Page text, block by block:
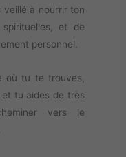
veillé à nourrir ton
et de
personnel.
où tu te trouves,
tu aides de très
vers le